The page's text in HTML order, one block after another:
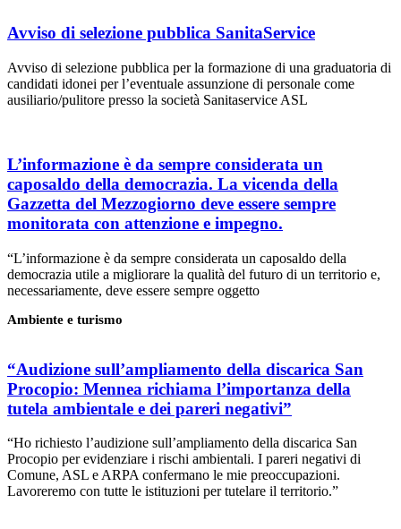
Avviso di selezione pubblica SanitaService
Avviso di selezione pubblica per la formazione di una graduatoria di
candidati idonei per l’eventuale assunzione di personale come
ausiliario/pulitore presso la società Sanitaservice ASL
L’informazione è da sempre considerata un
caposaldo della democrazia. La vicenda della
Gazzetta del Mezzogiorno deve essere sempre
monitorata con attenzione e impegno.
“L’informazione è da sempre considerata un caposaldo della
democrazia utile a migliorare la qualità del futuro di un territorio e,
necessariamente, deve essere sempre oggetto
Ambiente e turismo
“Audizione sull’ampliamento della discarica San
Procopio: Mennea richiama l’importanza della
tutela ambientale e dei pareri negativi”
“Ho richiesto l’audizione sull’ampliamento della discarica San
Procopio per evidenziare i rischi ambientali. I pareri negativi di
Comune, ASL e ARPA confermano le mie preoccupazioni.
Lavoreremo con tutte le istituzioni per tutelare il territorio.”